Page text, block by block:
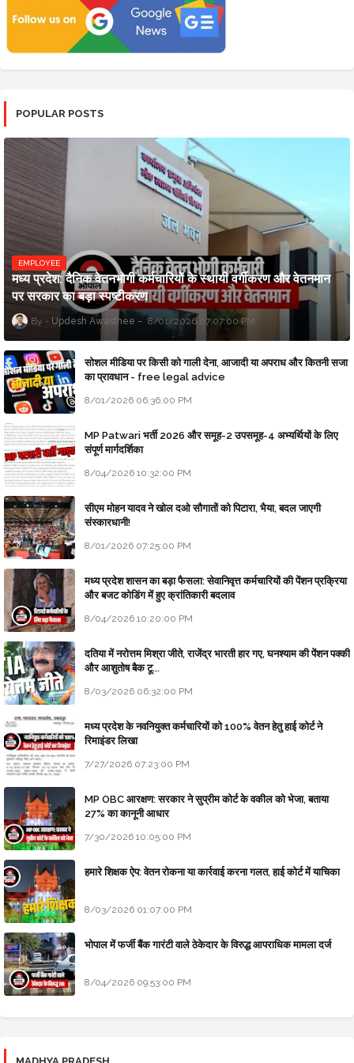
POPULAR POSTS
EMPLOYEE
मध्य प्रदेश: दैनिक वेतनभोगी कर्मचारियों के स्थायी वर्गीकरण और वेतनमान
पर सरकार का बड़ा स्पष्टीकरण
Updesh Awasthee 8/01/2026 07:07:00 PM
सोशल मीडिया पर किसी को गाली देना, आजादी या अपराध और कितनी सजा
का प्रावधान - free legal advice
8/01/2026 06:36:00 PM
MP Patwari भर्ती 2026 और समूह-2 उपसमूह-4 अभ्यर्थियों के लिए
संपूर्ण मार्गदर्शिका
8/04/2026 10:32:00 PM
सीएम मोहन यादव ने खोल दओ सौगातों को पिटारा, भैया, बदल जाएगी
संस्कारधानी!
8/01/2026 07:25:00 PM
मध्य प्रदेश शासन का बड़ा फैसला: सेवानिवृत्त कर्मचारियों की पेंशन प्रक्रिया
और बजट कोडिंग में हुए क्रांतिकारी बदलाव
8/04/2026 10:20:00 PM
दतिया में नरोत्तम मिश्रा जीते, राजेंद्र भारती हार गए, घनश्याम की पेंशन पक्की
और आशुतोष बैक टू...
8/03/2026 06:32:00 PM
मध्य प्रदेश के नवनियुक्त कर्मचारियों को 100% वेतन हेतु हाई कोर्ट ने
रिमाइंडर लिखा
7/27/2026 07:23:00 PM
MP OBC आरक्षण: सरकार ने सुप्रीम कोर्ट के वकील को भेजा, बताया
27% का कानूनी आधार
7/30/2026 10:05:00 PM
हमारे शिक्षक ऐप: वेतन रोकना या कार्रवाई करना गलत, हाई कोर्ट में याचिका
8/03/2026 01:07:00 PM
भोपाल में फर्जी बैंक गारंटी वाले ठेकेदार के विरुद्ध आपराधिक मामला दर्ज
8/04/2026 09:53:00 PM